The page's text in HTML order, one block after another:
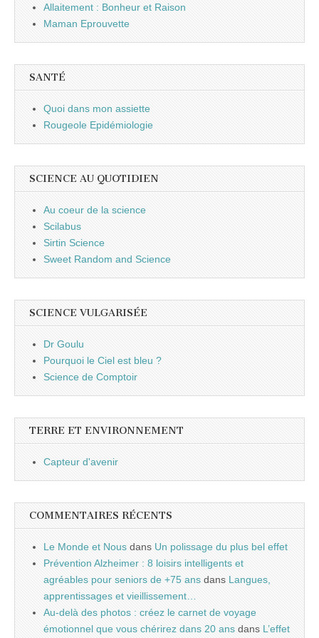
Allaitement : Bonheur et Raison
Maman Eprouvette
SANTÉ
Quoi dans mon assiette
Rougeole Epidémiologie
SCIENCE AU QUOTIDIEN
Au coeur de la science
Scilabus
Sirtin Science
Sweet Random and Science
SCIENCE VULGARISÉE
Dr Goulu
Pourquoi le Ciel est bleu ?
Science de Comptoir
TERRE ET ENVIRONNEMENT
Capteur d'avenir
COMMENTAIRES RÉCENTS
Le Monde et Nous dans Un polissage du plus bel effet
Prévention Alzheimer : 8 loisirs intelligents et
agréables pour seniors de +75 ans dans Langues,
apprentissages et vieillissement…
Au-delà des photos : créez le carnet de voyage
émotionnel que vous chérirez dans 20 ans dans L’effet